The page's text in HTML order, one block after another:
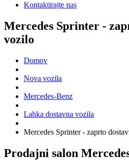
Kontaktirajte nas
Mercedes Sprinter -
vozilo
Domov
Nova vozila
Mercedes-Benz
Lahka dostavna vozila
Mercedes Sprinter - zaprto
Prodajni salon